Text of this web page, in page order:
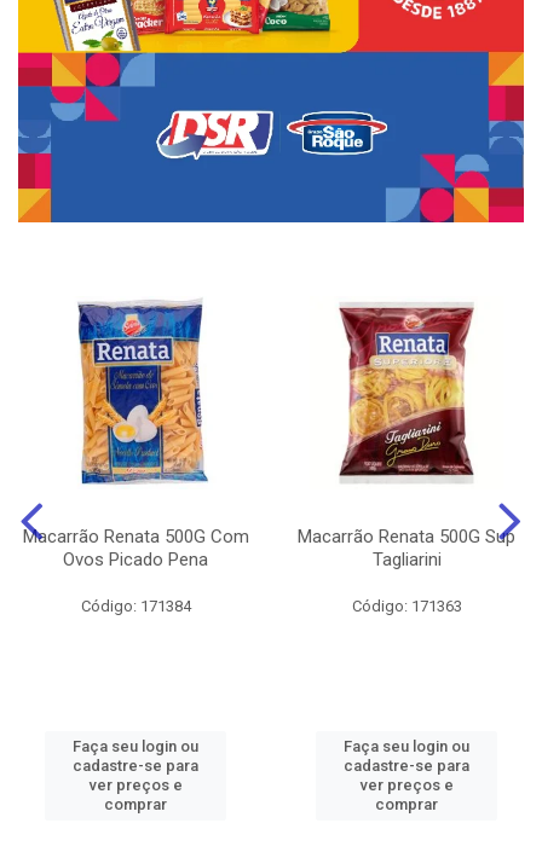
Macarrão Renata 500G Com
Ovos Picado Pena
Código: 171384
Faça seu login ou
cadastre-se para
ver preços e
comprar
Macarrão Renata 500G Sup
Tagliarini
Código: 171363
Faça seu login ou
cadastre-se para
ver preços e
comprar